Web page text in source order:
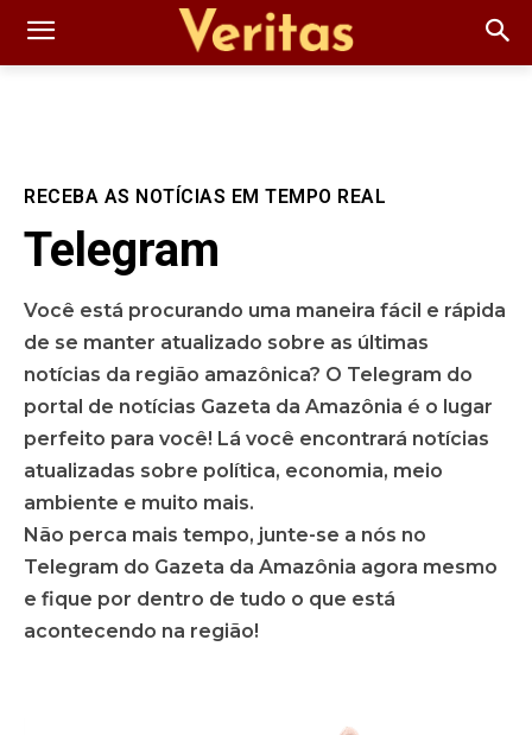
RECEBA AS NOTÍCIAS EM TEMPO REAL
Telegram
Você está procurando uma maneira fácil e rápida
de se manter atualizado sobre as últimas
notícias da região amazônica? O Telegram do
portal de notícias Gazeta da Amazônia é o lugar
perfeito para você! Lá você encontrará notícias
atualizadas sobre política, economia, meio
ambiente e muito mais.
Não perca mais tempo, junte-se a nós no
Telegram do Gazeta da Amazônia agora mesmo
e fique por dentro de tudo o que está
acontecendo na região!